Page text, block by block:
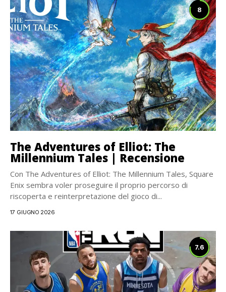
8
The Adventures of Elliot: The
Millennium Tales | Recensione
Con The Adventures of Elliot: The Millennium Tales, Square
Enix sembra voler proseguire il proprio percorso di
riscoperta e reinterpretazione del gioco di...
17 GIUGNO 2026
7.6